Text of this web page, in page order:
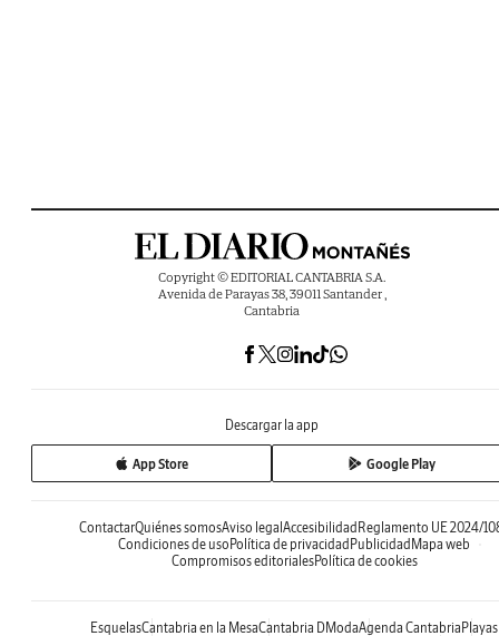
Copyright © EDITORIAL CANTABRIA S.A.
Avenida de Parayas 38, 39011 Santander ,
Cantabria
Descargar la app
App Store Google Play
ContactarQuiénes somosAviso legal Accesibilidad Reglamento UE 2024/
Condiciones de uso Política de privacidad Publicidad Mapa web
Compromisos editorialesPolítica de cookies
EsquelasCantabria en la MesaCantabria DModaAgenda Cantabria Playas